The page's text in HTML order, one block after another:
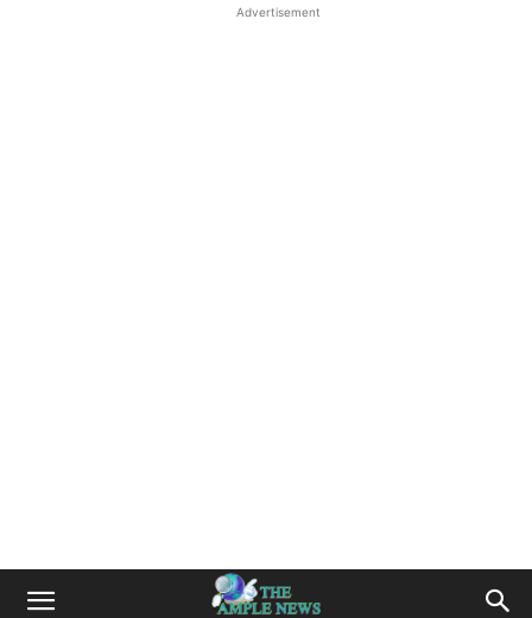
Advertisement